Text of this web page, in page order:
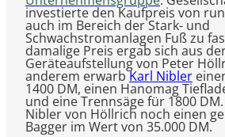
investierte den Kaufpreis von
auch im Bereich der Stark- und
Schwachstromanlagen Fuß zu
damalige Preis ergab sich aus
Geräteaufstellung von Peter
anderem erwarbKarl Nibler
1400 DM, einen Hanomag
und eine Trennsäge für 1800
Nibler von Höllrich noch einen
Bagger im Wert von 35.000 DM.